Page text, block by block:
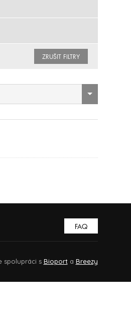
ZRUŠIT FILTRY
FAQ
spolupráci s Bioporta Breezy